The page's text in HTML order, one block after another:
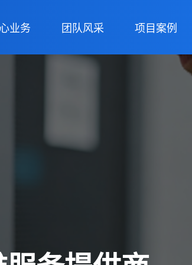
业务 团队风采 项目案例